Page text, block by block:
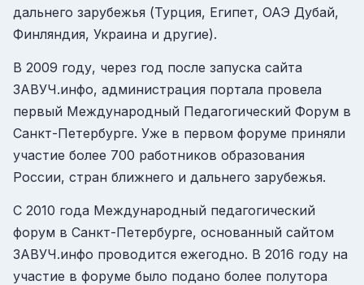
дальнего зарубежья (Турция, Египет, ОАЭ Дубай,
Финляндия, Украина и другие).
В 2009 году, через год после запуска сайта
ЗАВУЧ.инфо, администрация портала провела
первый Международный Педагогический Форум в
Санкт-Петербурге. Уже в первом форуме приняли
участие более 700 работников образования
России, стран ближнего и дальнего зарубежья.
С 2010 года Международный педагогический
форум в Санкт-Петербурге, основанный сайтом
ЗАВУЧ.инфо проводится ежегодно. В 2016 году на
участие в форуме было подано более полутора